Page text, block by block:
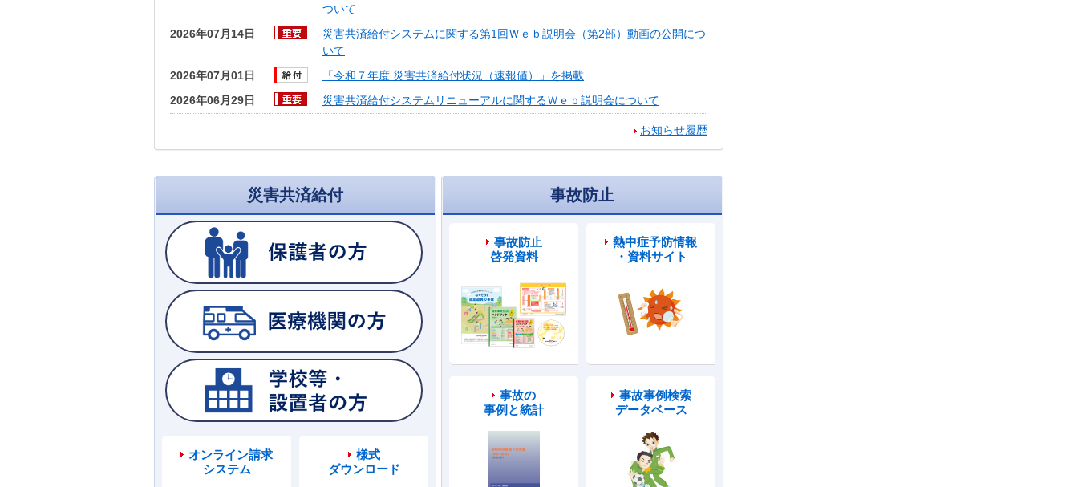
ついて
2026年07月14日
災害共済給付システムに関する第1回Ｗｅｂ説明会（第2部）動画の公開につ
いて
2026年07月01日
「令和７年度 災害共済給付状況（速報値）」を掲載
2026年06月29日
災害共済給付システムリニューアルに関するＷｅｂ説明会について
お知らせ履歴
災害共済給付
オンライン請求
システム
様式
ダウンロード
事故防止
事故防止
啓発資料
熱中症予防情報
・資料サイト
事故の
事例と統計
事故事例検索
データベース